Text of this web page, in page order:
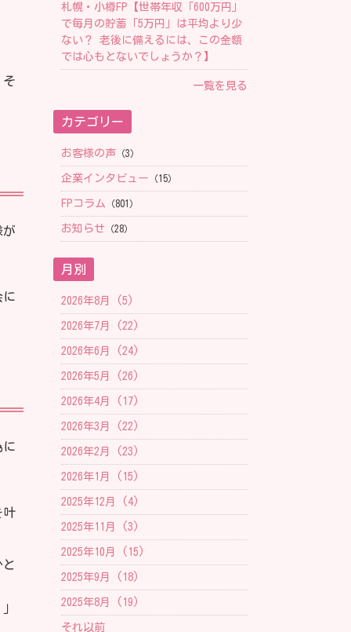
そ
が
に
に
叶
札幌・小樽FP【 世帯年収「600万円」
で毎月の貯蓄「5万円」は平均より少
ない？ 老後に備えるには、この金額
では心もとないでしょうか？】
一覧を見る
カテゴリー
お客様の声 （3）
企業インタビュー （15）
FPコラム （801）
お知らせ （28）
月別
2026年8月 (5)
2026年7月 (22)
2026年6月 (24)
2026年5月 (26)
2026年4月 (17)
2026年3月 (22)
2026年2月 (23)
2026年1月 (15)
2025年12月 (4)
2025年11月 (3)
2025年10月 (15)
2025年9月 (18)
2025年8月 (19)
それ以前